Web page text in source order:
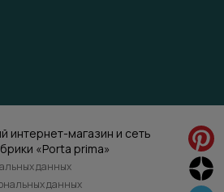
магазин и сеть
«Porta prima»
данных
данных